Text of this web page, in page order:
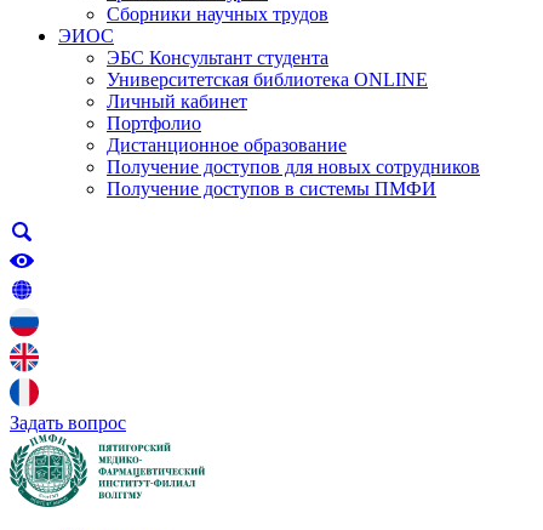
Сборники научных трудов
ЭИОС
ЭБС Консультант студента
Университетская библиотека ONLINE
Личный кабинет
Портфолио
Дистанционное образование
Получение доступов для новых сотрудников
Получение доступов в системы ПМФИ
Задать вопрос